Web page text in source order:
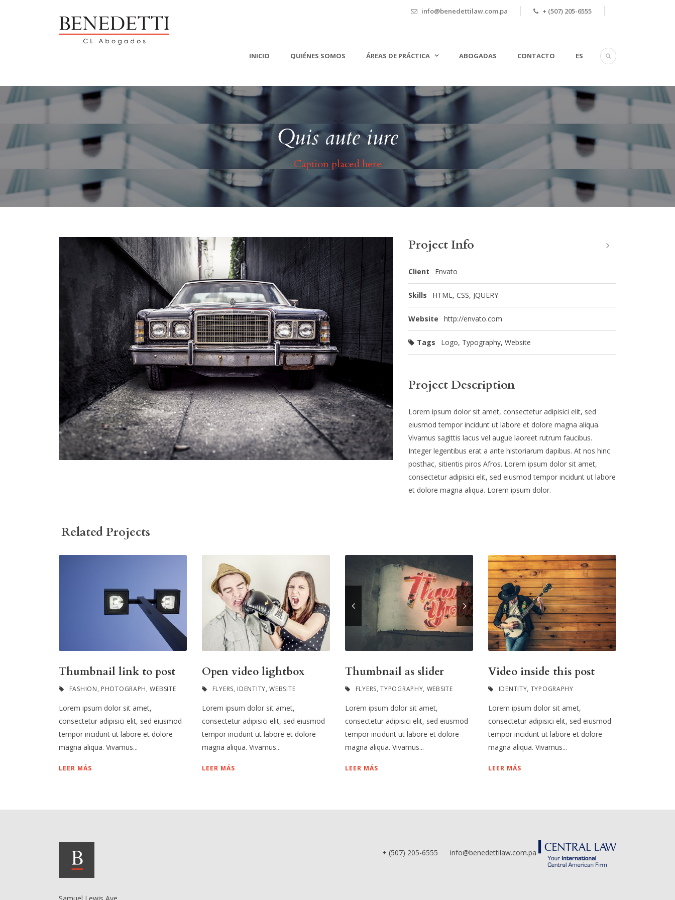
info@benedettilaw.com.pa + (507) 205-6555
INICIO QUIÉNES SOMOS ÁREAS DE PRÁCTICA ABOGADAS CONTACTO ES
Quis aute iure
Caption placed here
Project Info
Client Envato
Skills HTML, CSS, JQUERY
Website http://envato.com
Tags Logo, Typography, Website
Project Description
Lorem ipsum dolor sit amet, consectetur adipisici elit, sed
eiusmod tempor incidunt ut labore et dolore magna aliqua.
Vivamus sagittis lacus vel augue laoreet rutrum faucibus.
Integer legentibus erat a ante historiarum dapibus. At nos hinc
posthac, sitientis piros Afros. Lorem ipsum dolor sit amet,
consectetur adipisici elit, sed eiusmod tempor incidunt ut labore
et dolore magna aliqua. Lorem ipsum dolor.
Related Projects
Thumbnail link to post
FASHION, PHOTOGRAPH, WEBSITE
Lorem ipsum dolor sit amet,
consectetur adipisici elit, sed eiusmod
tempor incidunt ut labore et dolore
magna aliqua. Vivamus...
LEER MÁS
Open video lightbox
FLYERS, IDENTITY, WEBSITE
Lorem ipsum dolor sit amet,
consectetur adipisici elit, sed eiusmod
tempor incidunt ut labore et dolore
magna aliqua. Vivamus...
LEER MÁS
Thumbnail as slider
FLYERS, TYPOGRAPHY, WEBSITE
Lorem ipsum dolor sit amet,
consectetur adipisici elit, sed eiusmod
tempor incidunt ut labore et dolore
magna aliqua. Vivamus...
LEER MÁS
Video inside this post
IDENTITY, TYPOGRAPHY
Lorem ipsum dolor sit amet,
consectetur adipisici elit, sed eiusmod
tempor incidunt ut labore et dolore
magna aliqua. Vivamus...
LEER MÁS
+ (507) 205-6555 info@benedettilaw.com.pa